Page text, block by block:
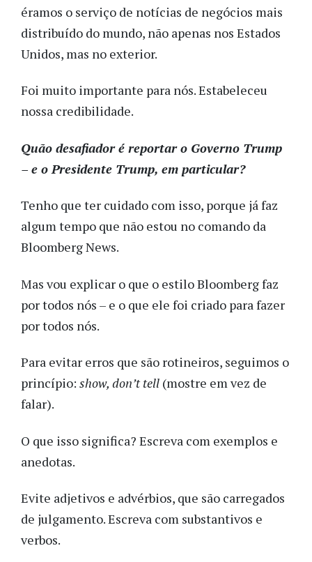
éramos o serviço de notícias de negócios mais
distribuído do mundo, não apenas nos Estados
Unidos, mas no exterior.
Foi muito importante para nós. Estabeleceu
nossa credibilidade.
Quão desafiador é reportar o Governo Trump
– e o Presidente Trump, em particular?
Tenho que ter cuidado com isso, porque já faz
algum tempo que não estou no comando da
Bloomberg News.
Mas vou explicar o que o estilo Bloomberg faz
por todos nós – e o que ele foi criado para fazer
por todos nós.
Para evitar erros que são rotineiros, seguimos o
princípio: show, don’t tell (mostre em vez de
falar).
O que isso significa? Escreva com exemplos e
anedotas.
Evite adjetivos e advérbios, que são carregados
de julgamento. Escreva com substantivos e
verbos.